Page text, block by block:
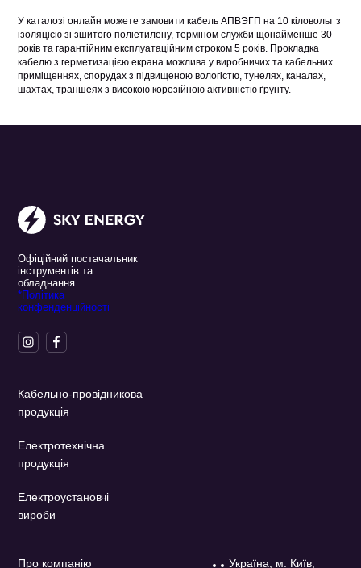
У каталозі онлайн можете замовити кабель АПВЭГП на 10 кіловольт з
ізоляцією зі зшитого поліетилену, терміном служби щонайменше 30
років та гарантійним експлуатаційним строком 5 років. Прокладка
кабелю з герметизацією екрана можлива у виробничих та кабельних
приміщеннях, спорудах з підвищеною вологістю, тунелях, каналах,
шахтах, траншеях з високою корозійною активністю ґрунту.
Офіційний постачальник
інструментів та
обладнання
*Політика
конфенденційності
Кабельно-провідникова
продукція
Електротехнічна
продукція
Електроустановчі
вироби
Про компанію
Україна, м. Київ,